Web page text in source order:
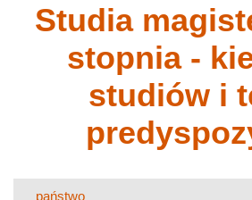
Studia
stopnia -
studiów i
państwo